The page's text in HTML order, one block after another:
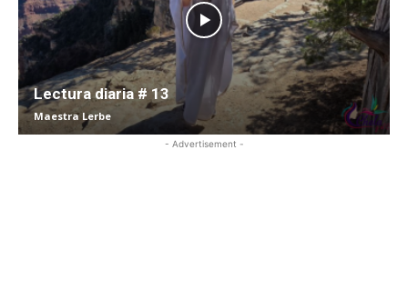
Lectura diaria # 13
Maestra Lerbe
- Advertisement -